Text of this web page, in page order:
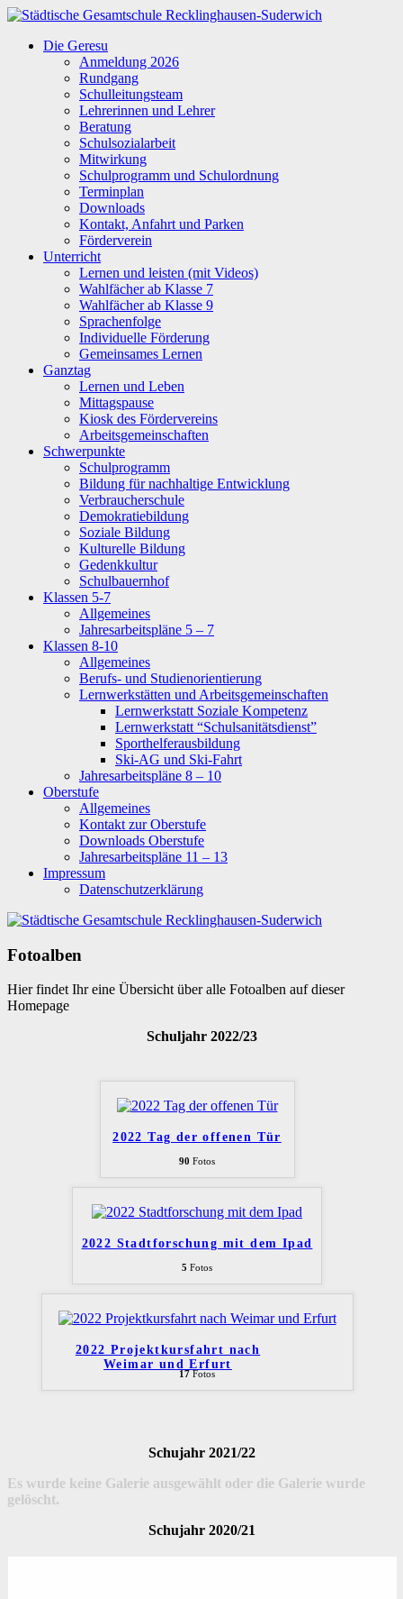
Zum
springen
Städtische
Gesamtschule
Recklinghausen-
Suderwich
Die Geresu
Anmeldung 2026
Rundgang
Schulleitungsteam
Lehrerinnen und Lehrer
Beratung
Schulsozialarbeit
Mitwirkung
Schulprogramm und Schulordnung
Terminplan
Downloads
Kontakt, Anfahrt und Parken
Förderverein
Unterricht
Lernen und leisten (mit Videos)
Wahlfächer ab Klasse 7
Wahlfächer ab Klasse 9
Sprachenfolge
Individuelle Förderung
Gemeinsames Lernen
Ganztag
Lernen und Leben
Mittagspause
Kiosk des Fördervereins
Arbeitsgemeinschaften
Schwerpunkte
Schulprogramm
Bildung für nachhaltige Entwicklung
Verbraucherschule
Demokratiebildung
Soziale Bildung
Kulturelle Bildung
Gedenkkultur
Schulbauernhof
Klassen 5-7
Allgemeines
Jahresarbeitspläne 5 – 7
Klassen 8-10
Allgemeines
Berufs- und Studienorientierung
Lernwerkstätten und Arbeitsgemeinschaften
Lernwerkstatt Soziale Kompetenz
Lernwerkstatt “Schulsanitätsdienst”
Sporthelferausbildung
Ski-AG und Ski-Fahrt
Jahresarbeitspläne 8 – 10
Oberstufe
Allgemeines
Kontakt zur Oberstufe
Downloads Oberstufe
Jahresarbeitspläne 11 – 13
Impressum
Datenschutzerklärung
Fotoalben
Hier findet Ihr eine Übersicht über alle Fotoalben auf dieser
Homepage
Schuljahr 2022/23
2022 Tag der offenen Tür
90 Fotos
2022 Stadtforschung mit dem Ipad
5 Fotos
2022 Projektkursfahrt nach
Weimar und Erfurt
17 Fotos
Schujahr 2021/22
Es wurde keine Galerie ausgewählt oder die Galerie wurde
gelöscht.
Schujahr 2020/21